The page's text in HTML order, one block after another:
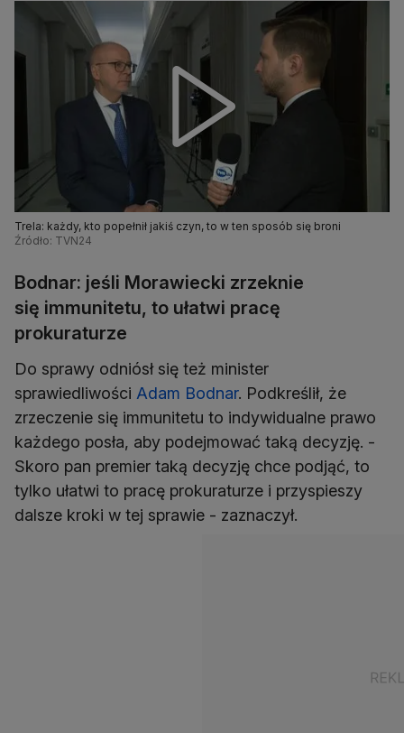
Trela: każdy, kto popełnił jakiś czyn, to w ten sposób się broni
Źródło: TVN24
Bodnar: jeśli Morawiecki zrzeknie
się immunitetu, to ułatwi pracę
prokuraturze
Do sprawy odniósł się też minister
sprawiedliwości Adam Bodnar. Podkreślił, że
zrzeczenie się immunitetu to indywidualne prawo
każdego posła, aby podejmować taką decyzję. -
Skoro pan premier taką decyzję chce podjąć, to
tylko ułatwi to pracę prokuraturze i przyspieszy
dalsze kroki w tej sprawie - zaznaczył.